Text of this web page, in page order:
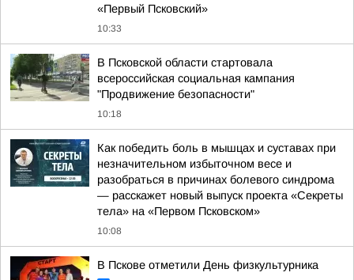
«Первый Псковский»
10:33
В Псковской области стартовала
всероссийская социальная кампания
"Продвижение безопасности"
10:18
Как победить боль в мышцах и суставах при
незначительном избыточном весе и
разобраться в причинах болевого синдрома
— расскажет новый выпуск проекта «Секреты
тела» на «Первом Псковском»
10:08
В Пскове отметили День физкультурника